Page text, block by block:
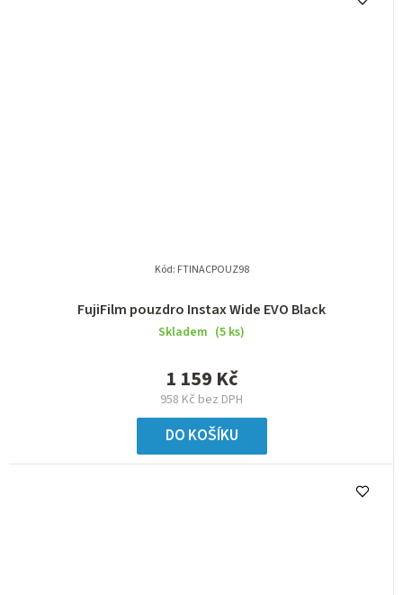
FujiFilm pouzdro Instax Wide EVO Black
Skladem (5 ks)
958 Kč bez DPH
1 159 Kč
DO KOŠÍKU
Kód: FTINACPOUZ98